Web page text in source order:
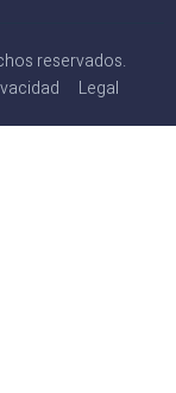
reservados.
Legal